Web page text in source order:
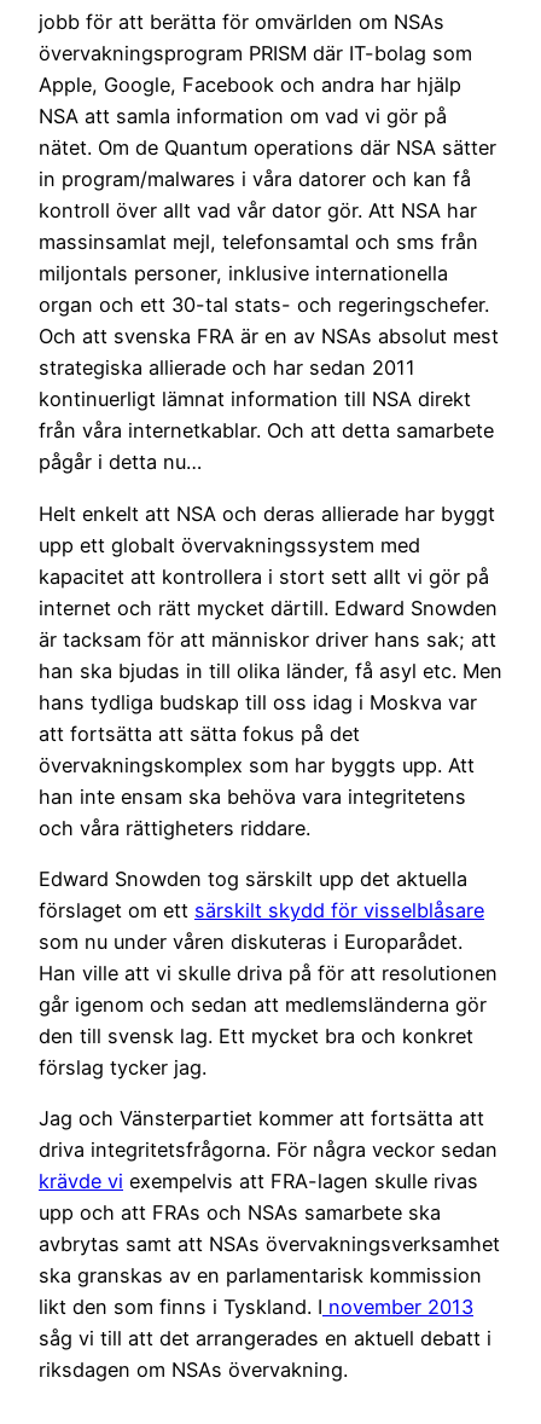
jobb för att berätta för omvärlden om NSAs
övervakningsprogram PRISM där IT-bolag som
Apple, Google, Facebook och andra har hjälp
NSA att samla information om vad vi gör på
nätet. Om de Quantum operations där NSA sätter
in program/malwares i våra datorer och kan få
kontroll över allt vad vår dator gör. Att NSA har
massinsamlat mejl, telefonsamtal och sms från
miljontals personer, inklusive internationella
organ och ett 30-tal stats- och regeringschefer.
Och att svenska FRA är en av NSAs absolut mest
strategiska allierade och har sedan 2011
kontinuerligt lämnat information till NSA direkt
från våra internetkablar. Och att detta samarbete
pågår i detta nu…
Helt enkelt att NSA och deras allierade har byggt
upp ett globalt övervakningssystem med
kapacitet att kontrollera i stort sett allt vi gör på
internet och rätt mycket därtill. Edward Snowden
är tacksam för att människor driver hans sak; att
han ska bjudas in till olika länder, få asyl etc. Men
hans tydliga budskap till oss idag i Moskva var
att fortsätta att sätta fokus på det
övervakningskomplex som har byggts upp. Att
han inte ensam ska behöva vara integritetens
och våra rättigheters riddare.
Edward Snowden tog särskilt upp det aktuella
förslaget om ett särskilt skydd för visselblåsare
som nu under våren diskuteras i Europarådet.
Han ville att vi skulle driva på för att resolutionen
går igenom och sedan att medlemsländerna gör
den till svensk lag. Ett mycket bra och konkret
förslag tycker jag.
Jag och Vänsterpartiet kommer att fortsätta att
driva integritetsfrågorna. För några veckor sedan
krävde vi exempelvis att FRA-lagen skulle rivas
upp och att FRAs och NSAs samarbete ska
avbrytas samt att NSAs övervakningsverksamhet
ska granskas av en parlamentarisk kommission
likt den som finns i Tyskland. I november 2013
såg vi till att det arrangerades en aktuell debatt i
riksdagen om NSAs övervakning.